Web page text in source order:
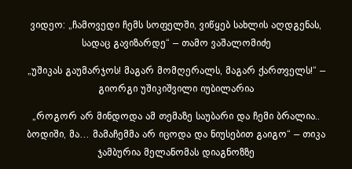
ვიდეო: „ჩამოვედი ჩემს სოფელში, ვიწყებ სახლის აღდგენას,
სადაც გავიზარდე“ – თამო ვაშალომიძე
„უშიკას გაუმარჯოს! მაგარ მომღერალს, მაგარ ქართველს!“ –
გიორგი უშიკიშვილი იუბილარია
„როგორ არ მინდოდა ამ თემაზე საუბარი და ჩემი ბრალია..
ბოდიში, მა… მამაჩემმა არ იცოდა და ნიუსებით გაიგო“ – თიკა
ჯამბურია მელანომას დიაგნოზზე